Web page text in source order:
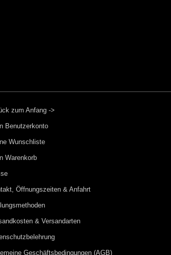
zum Anfang ->
Benutzerkonto
Wunschliste
Warenkorb
Öffnungszeiten & Anfahrt
& Versandarten
Geschäftsbedingungen (AGB)